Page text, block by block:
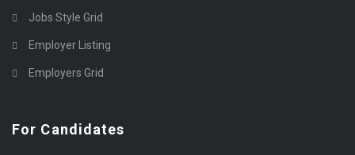
Jobs Style Grid
Employer Listing
Employers Grid
For Candidates